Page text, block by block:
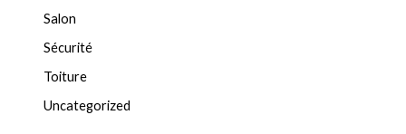
Salon
Sécurité
Toiture
Uncategorized